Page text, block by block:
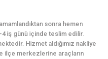
sonra hemen
iş günü içinde teslim edilir.
Hizmet aldığımız nakliye
ilçe merkezlerine araçların